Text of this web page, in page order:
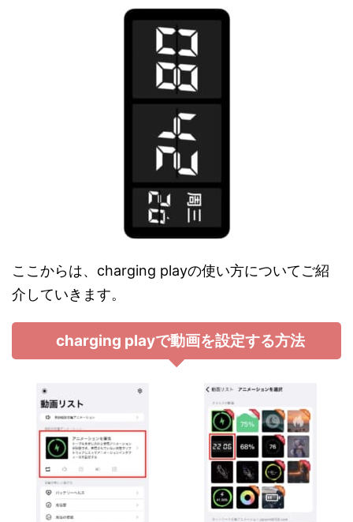
ここからは、charging playの使い方についてご紹
介していきます。
charging playで動画を設定する方法